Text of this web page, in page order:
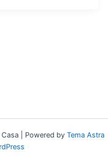
| Powered by Tema Astra